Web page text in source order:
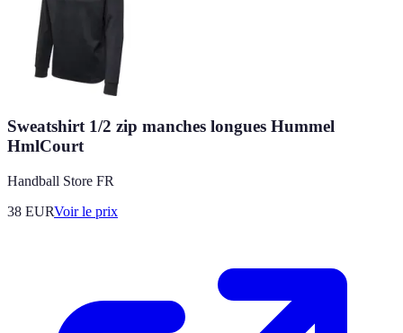
Sweatshirt 1/2 zip manches longues Hummel
HmlCourt
Handball Store FR
38 EURVoir le prix